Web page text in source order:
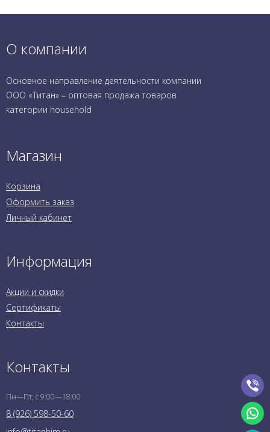
О компании
Основное направление деятельности компании
ООО «Титан» – оптовая продажа товаров
категории household
Магазин
Корзина
Оформить заказ
Личный кабинет
Информация
Акции и скидки
Сертификаты
Контакты
Контакты
Пн—Пт, с 9:00—18:00
8 (926) 598-50-60